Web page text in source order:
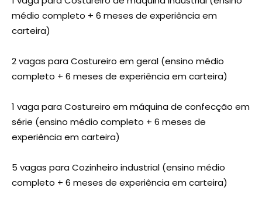
médio completo + 6 meses de experiência em
carteira)
2 vagas para Costureiro em geral (ensino médio
completo + 6 meses de experiência em carteira)
1 vaga para Costureiro em máquina de confecção em
série (ensino médio completo + 6 meses de
experiência em carteira)
5 vagas para Cozinheiro industrial (ensino médio
completo + 6 meses de experiência em carteira)